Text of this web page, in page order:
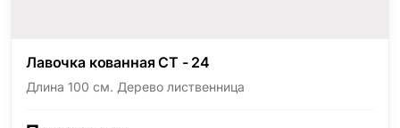
Лавочка кованная СТ - 24
Длина 100 см. Дерево лиственница